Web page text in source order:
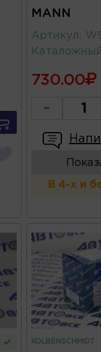
MANN
Артикул :
730.00
-
В 4-х и
KOLBENSCHMIDT